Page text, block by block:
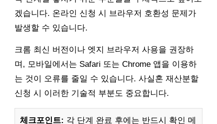
겠습니다. 온라인 신청 시 브라우저 호환성 문제가
발생할 수 있습니다.
크롬 최신 버전이나 엣지 브라우저 사용을 권장하
며, 모바일에서는 Safari 또는 Chrome 앱을 이용하
는 것이 오류를 줄일 수 있습니다. 사실혼 재산분할
신청 시 이러한 기술적 부분도 중요합니다.
체크포인트: 각 단계 완료 후에는 반드시 확인 메